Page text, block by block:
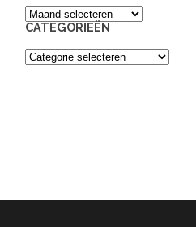
Archief
CATEGORIEËN
Categorieën